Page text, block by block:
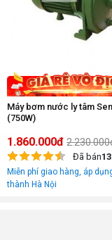
Máy bơm nước ly tâm
(750W)
1.860.000đ
Đã bán
Miễn phí giao hàng, áp
thành Hà Nội